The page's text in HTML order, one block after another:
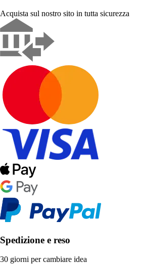
Acquista sul nostro sito in tutta sicurezza
Spedizione e reso
30 giorni per cambiare idea